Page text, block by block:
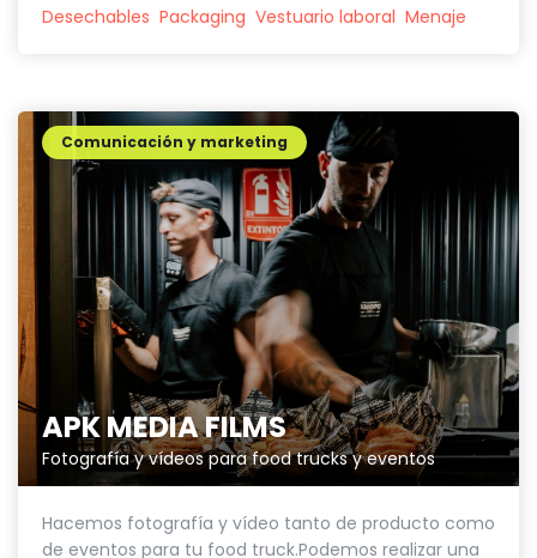
Desechables Packaging Vestuario laboral Menaje
APK MEDIA FILMS
Fotografía y vídeos para food trucks y eventos
Comunicación y marketing
Hacemos fotografía y vídeo tanto de producto como
de eventos para tu food truck.Podemos realizar una